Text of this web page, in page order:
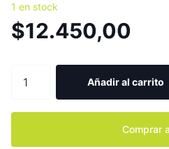
1 en stock
$12.450,00
Añadir al carrito
Comprar